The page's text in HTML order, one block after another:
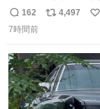
返
信
162
リ
ト
数
4,497
い
数
7時間前